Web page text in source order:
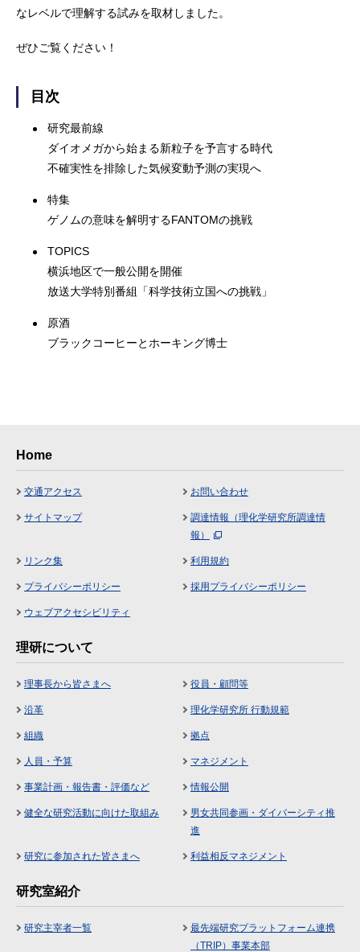
なレベルで理解する試みを取材しました。
ぜひご覧ください！
目次
研究最前線
ダイオメガから始まる新粒子を予言する時代
不確実性を排除した気候変動予測の実現へ
特集
ゲノムの意味を解明するFANTOMの挑戦
TOPICS
横浜地区で一般公開を開催
放送大学特別番組「科学技術立国への挑戦」
原酒
ブラックコーヒーとホーキング博士
Home
交通アクセス お問い合わせ
サイトマップ
調達情報（理化学研究所調達情
報）
リンク集 利用規約
プライバシーポリシー 採用プライバシーポリシー
ウェブアクセシビリティ
理研について
理事長から皆さまへ 役員・顧問等
沿革 理化学研究所 行動規範
組織 拠点
人員・予算 マネジメント
事業計画・報告書・評価など 情報公開
健全な研究活動に向けた取組み
男女共同参画・ダイバーシティ推
進
研究に参加された皆さまへ 利益相反マネジメント
研究室紹介
研究主宰者一覧
最先端研究プラットフォーム連携
（TRIP）事業本部